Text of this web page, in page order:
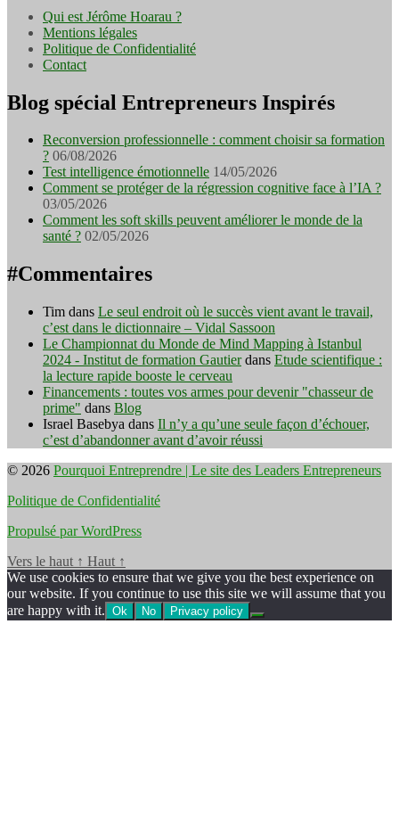
Qui est Jérôme Hoarau ?
Mentions légales
Politique de Confidentialité
Contact
Blog spécial Entrepreneurs Inspirés
Reconversion professionnelle : comment choisir sa formation
? 06/08/2026
Test intelligence émotionnelle 14/05/2026
Comment se protéger de la régression cognitive face à l’IA ?
03/05/2026
Comment les soft skills peuvent améliorer le monde de la
santé ? 02/05/2026
#Commentaires
Tim dans Le seul endroit où le succès vient avant le travail,
c’est dans le dictionnaire – Vidal Sassoon
Le Championnat du Monde de Mind Mapping à Istanbul
2024 - Institut de formation Gautierdans Etude scientifique :
la lecture rapide booste le cerveau
Financements : toutes vos armes pour devenir "chasseur de
prime" dans Blog
Israel Basebya dans Il n’y a qu’une seule façon d’échouer,
c’est d’abandonner avant d’avoir réussi
© 2026 Pourquoi Entreprendre | Le site des Leaders Entrepreneurs
Politique de Confidentialité
Propulsé par WordPress
Vers le haut ↑ Haut ↑
We use cookies to ensure that we give you the best experience on
our website. If you continue to use this site we will assume that you
are happy with it. Ok No Privacy policy